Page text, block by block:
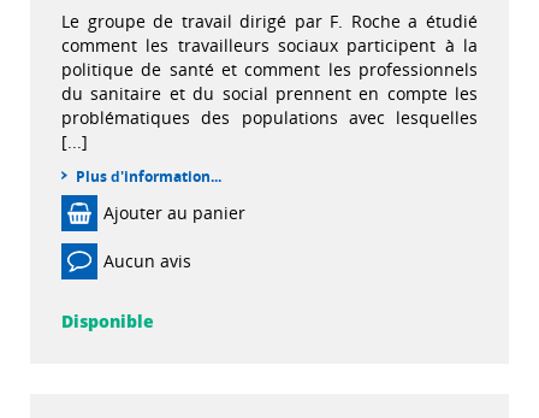
Le groupe de travail dirigé par F. Roche a étudié
comment les travailleurs sociaux participent à la
politique de santé et comment les professionnels
du sanitaire et du social prennent en compte les
problématiques des populations avec lesquelles
[...]
Plus d'information...
Ajouter au panier
Aucun avis
Disponible